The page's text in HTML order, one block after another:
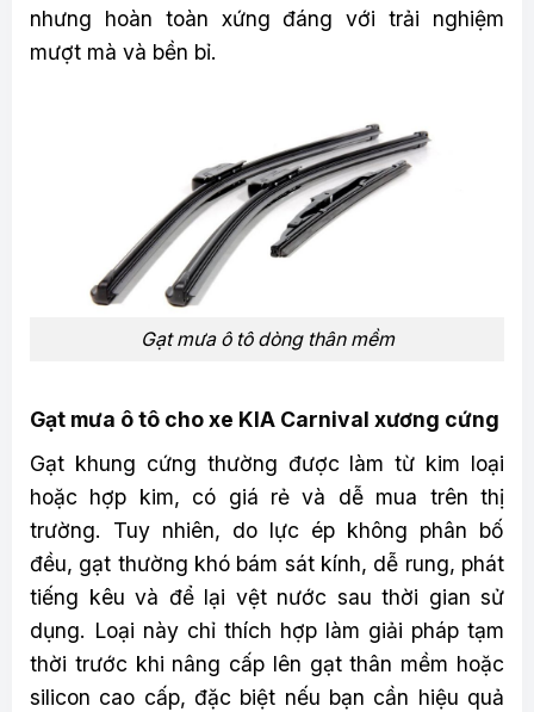
nhưng hoàn toàn xứng đáng với trải nghiệm
mượt mà và bền bỉ.
Gạt mưa ô tô dòng thân mềm
Gạt mưa ô tô cho xe KIA Carnival xương cứng
Gạt khung cứng thường được làm từ kim loại
hoặc hợp kim, có giá rẻ và dễ mua trên thị
trường. Tuy nhiên, do lực ép không phân bố
đều, gạt thường khó bám sát kính, dễ rung, phát
tiếng kêu và để lại vệt nước sau thời gian sử
dụng. Loại này chỉ thích hợp làm giải pháp tạm
thời trước khi nâng cấp lên gạt thân mềm hoặc
silicon cao cấp, đặc biệt nếu bạn cần hiệu quả